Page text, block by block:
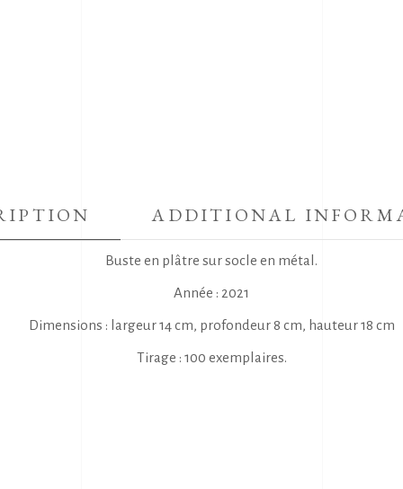
ADDITIONAL
Buste en plâtre sur socle en métal.
Année : 2021
Dimensions : largeur 14 cm, profondeur 8 cm, hauteur 18 cm
Tirage : 100 exemplaires.